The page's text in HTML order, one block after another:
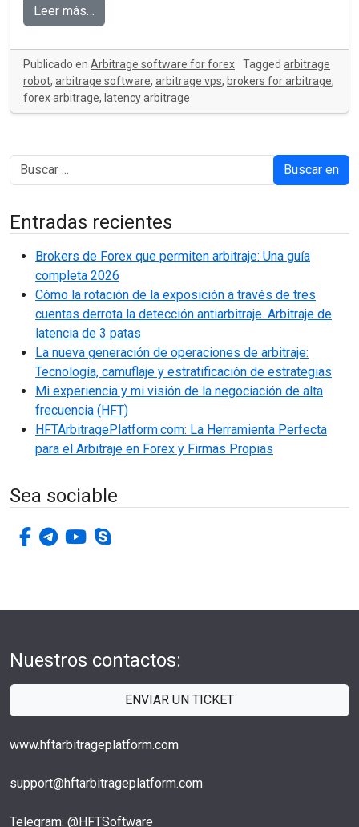
Leer más…
Publicado en Arbitrage software for forex Tagged arbitrage
robot, arbitrage software, arbitrage vps, brokers for arbitrage,
forex arbitrage, latency arbitrage
Buscar en
Entradas recientes
Brokers de Forex que permiten arbitraje: Una guía
completa 2026
Cómo la rotación de la exposición a través de tres
cuentas derrota la detección antiarbitraje. Arbitraje de
latencia de 3 patas
La nueva generación de operaciones de arbitraje:
Tecnología, camuflaje y estratificación de estrategias
Mi experiencia y mi visión de la negociación de alta
frecuencia (HFT)
HFTArbitragePlatform.com: La Herramienta Perfecta
para el Arbitraje en Forex y Firmas Propias
Sea sociable
facebook-f
telegrama
youtubeskype
Nuestros contactos:
ENVIAR UN TICKET
www.hftarbitrageplatform.com
support@hftarbitrageplatform.com
Telegram: @HFTSoftware